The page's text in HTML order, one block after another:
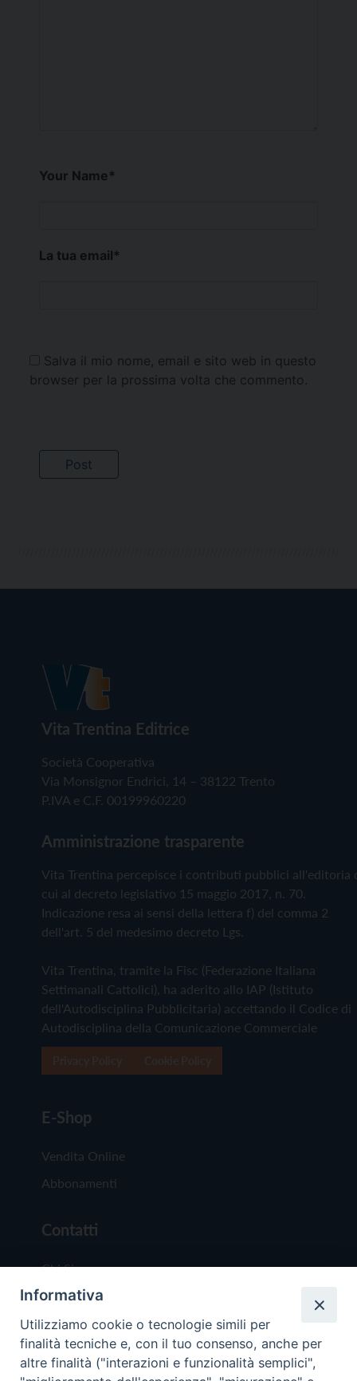
Your Name*
La tua email*
Salva il mio nome, email e sito web in questo
browser per la prossima volta che commento.
Vita Trentina Editrice
Società Cooperativa
Via Monsignor Endrici, 14 – 38122 Trento
P.IVA e C.F. 00199960220
Amministrazione trasparente
Vita Trentina percepisce i contributi pubblici all'editoria
cui al decreto legislativo 15 maggio 2017, n. 70.
Indicazione resa ai sensi della lettera f) del comma 2
dell'art. 5 del medesimo decreto Lgs.
Vita Trentina, tramite la Fisc (Federazione Italiana
Settimanali Cattolici), ha aderito allo IAP (Istituto
dell'Autodisciplina Pubblicitaria) accettando il Codice di
Autodisciplina della Comunicazione Commerciale
E-Shop
Vendita Online
Abbonamenti
Contatti
Chi Siamo
Redazione
Scrivici
Informativa
Utilizziamo cookie o tecnologie simili per
finalità tecniche e, con il tuo consenso, anche per
altre finalità ("interazioni e funzionalità semplici",